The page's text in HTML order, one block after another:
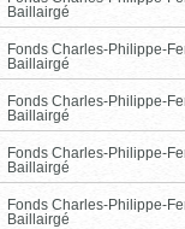
Baillairgé
Fonds Charles-Philippe-
Baillairgé
Fonds Charles-Philippe-
Baillairgé
Fonds Charles-Philippe-
Baillairgé
Fonds Charles-Philippe-
Baillairgé